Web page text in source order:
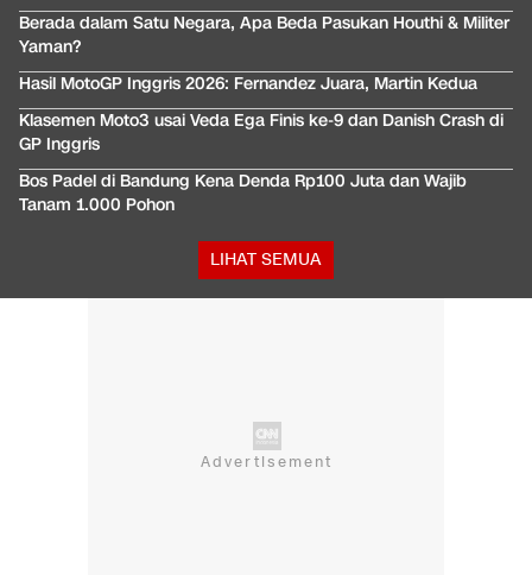
Berada dalam Satu Negara, Apa Beda Pasukan Houthi & Militer
Yaman?
Hasil MotoGP Inggris 2026: Fernandez Juara, Martin Kedua
Klasemen Moto3 usai Veda Ega Finis ke-9 dan Danish Crash di
GP Inggris
Bos Padel di Bandung Kena Denda Rp100 Juta dan Wajib
Tanam 1.000 Pohon
LIHAT SEMUA